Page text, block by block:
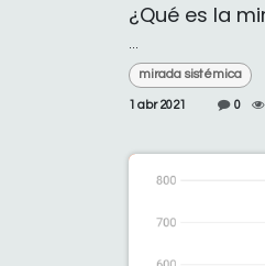
¿Qué es la
...
mirada sistémica
1 abr 2021 0